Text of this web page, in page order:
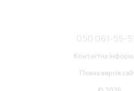
050 061-55-
Контактна
Повна версія